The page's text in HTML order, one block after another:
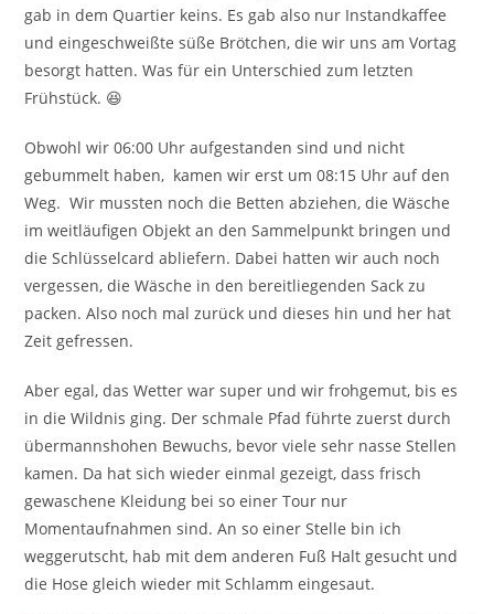
gab in dem Quartier keins. Es gab also nur Instandkaffee
und eingeschweißte süße Brötchen, die wir uns am Vortag
besorgt hatten. Was für ein Unterschied zum letzten
Frühstück. 😆
Obwohl wir 06:00 Uhr aufgestanden sind und nicht
gebummelt haben, kamen wir erst um 08:15 Uhr auf den
Weg. Wir mussten noch die Betten abziehen, die Wäsche
im weitläufigen Objekt an den Sammelpunkt bringen und
die Schlüsselcard abliefern. Dabei hatten wir auch noch
vergessen, die Wäsche in den bereitliegenden Sack zu
packen. Also noch mal zurück und dieses hin und her hat
Zeit gefressen.
Aber egal, das Wetter war super und wir frohgemut, bis es
in die Wildnis ging. Der schmale Pfad führte zuerst durch
übermannshohen Bewuchs, bevor viele sehr nasse Stellen
kamen. Da hat sich wieder einmal gezeigt, dass frisch
gewaschene Kleidung bei so einer Tour nur
Momentaufnahmen sind. An so einer Stelle bin ich
weggerutscht, hab mit dem anderen Fuß Halt gesucht und
die Hose gleich wieder mit Schlamm eingesaut.